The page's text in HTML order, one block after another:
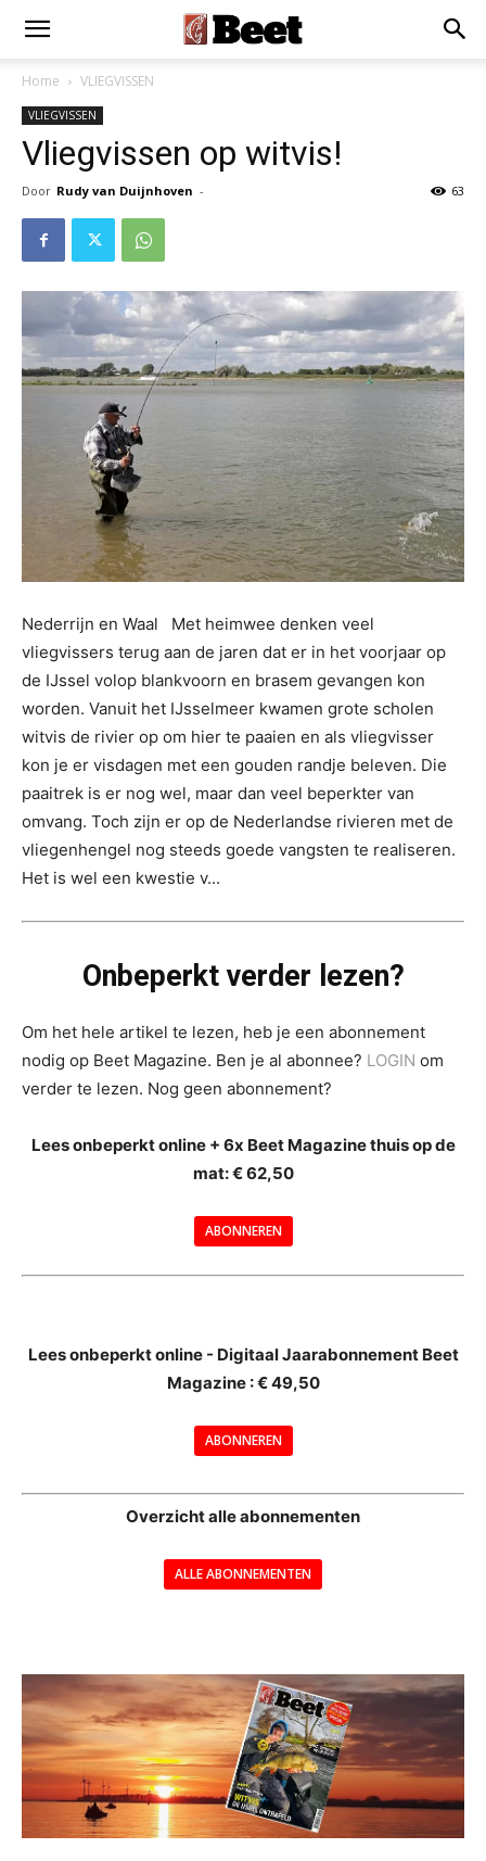
Home VLIEGVISSEN
VLIEGVISSEN
Vliegvissen op witvis!
Door Rudy van Duijnhoven - 63
Nederrijn en Waal Met heimwee denken veel
vliegvissers terug aan de jaren dat er in het voorjaar op
de IJssel volop blankvoorn en brasem gevangen kon
worden. Vanuit het IJsselmeer kwamen grote scholen
witvis de rivier op om hier te paaien en als vliegvisser
kon je er visdagen met een gouden randje beleven. Die
paaitrek is er nog wel, maar dan veel beperkter van
omvang. Toch zijn er op de Nederlandse rivieren met de
vliegenhengel nog steeds goede vangsten te realiseren.
Het is wel een kwestie v...
Onbeperkt verder lezen?
Om het hele artikel te lezen, heb je een abonnement
nodig op Beet Magazine. Ben je al abonnee? LOGIN om
verder te lezen. Nog geen abonnement?
Lees onbeperkt online + 6x Beet Magazine thuis op de
mat: € 62,50
ABONNEREN
Lees onbeperkt online - Digitaal Jaarabonnement Beet
Magazine : € 49,50
ABONNEREN
Overzicht alle abonnementen
ALLE ABONNEMENTEN